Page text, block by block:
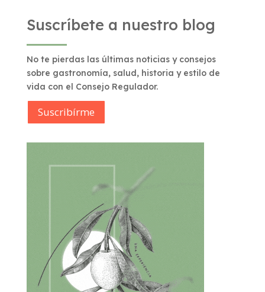
Suscríbete a nuestro blog
No te pierdas las últimas noticias y consejos
sobre gastronomía, salud, historia y estilo de
vida con el Consejo Regulador.
Suscribírme